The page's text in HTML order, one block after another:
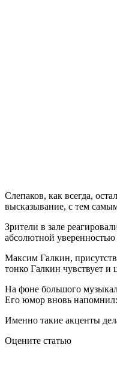
Слепаков, как всегда,
высказывание, с тем
Зрители в зале
абсолютной уверенностью
Максим Галкин,
тонко Галкин чувствует
На фоне большого
Его юмор вновь напомнил:
Именно такие акценты
Оцените статью